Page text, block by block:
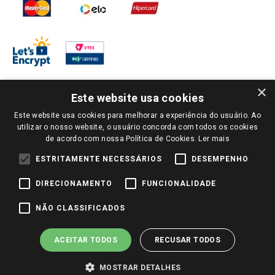
PARA VER OS PREÇOS DA SUA REGIÃO, FAÇA LOGIN E SELECIONE A LOJA DE
SUA PREFERÊNCIA. SOMENTE APÓS O LOGIN, OS PREÇOS DA SUA REGIÃO OU
LOJA SERÃO CARREGADOS.
TODOS OS PREÇOS E CONDIÇÕES COMERCIAIS DESTE SITE SÃO VÁLIDOS APENAS
PARA COMPRAS REALIZADAS NO GIASSI.COM.BR E NA LOJA SELECIONADA
PREÇOS PARA AS VENDAS ONLINE DIVULGADOS NO SITE PREVALECEM ANTE
COMUNICAÇÃO E SITES DE BUSCAS.
2022 COPYRIGHT - GIASSI SUPERMERCADOS. TODOS OS DIREITOS RESERVADOS.
×
Este website usa cookies
Este website usa cookies para melhorar a experiência do usuário. Ao
utilizar o nosso website, o usuário concorda com todos os cookies
de acordo com nossa Política de Cookies. Ler mais
ESTRITAMENTE NECESSÁRIOS DESEMPENHO
DIRECIONAMENTO FUNCIONALIDADE
NÃO CLASSIFICADOS
ACEITAR TODOS RECUSAR TODOS
MOSTRAR DETALHES